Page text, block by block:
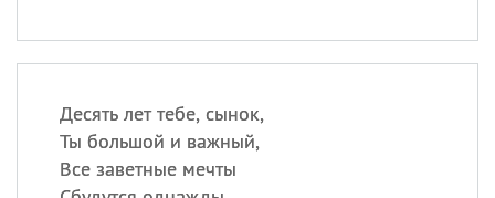
Десять лет тебе, сынок,
Ты большой и важный,
Все заветные мечты